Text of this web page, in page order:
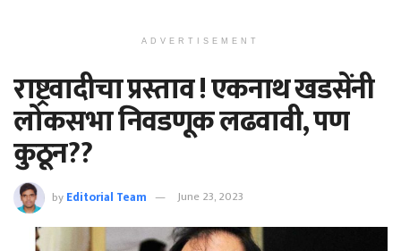
ADVERTISEMENT
राष्ट्रवादीचा प्रस्ताव ! एकनाथ खडसेंनी
लोकसभा निवडणूक लढवावी, पण
कुठून??
byEditorial Team June 23, 2023